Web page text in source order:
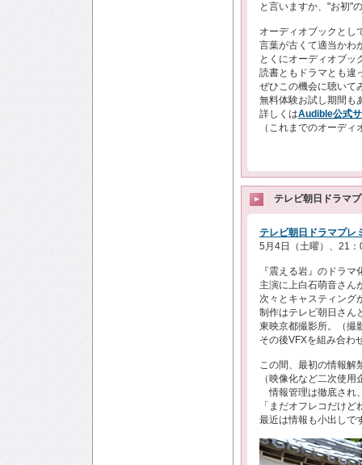
と言いますか、"お初"
オーディオブックとし
言葉が古くて適当かわ
とくにオーディオブッ
読書ともドラマとも違
ぜひこの機会に聴いて
無料体験お試し期間も
詳しくはAudible公式
（これまでのオーデ
テレビ朝日ドラマ
テレビ朝日ドラマプレ
5月4日（土曜）、21
『震える岩』のドラ
主演に上白石萌音さん
次々とキャスティング
制作はテレビ朝日さん
東映京都撮影所。（撮
その後VFXを組み合わ
この間、最初の情報解
（映像化など二次使
情報管理は徹底され
「まだオフレコだけ
最近は情報も小出しで